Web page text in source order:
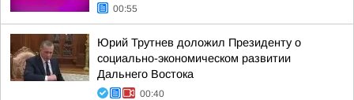
00:55
Юрий Трутнев доложил Президенту о
социально-экономическом развитии
Дальнего Востока
00:40